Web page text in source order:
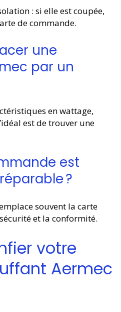
: si elle est coupée,
de commande.
une
par un
en wattage,
est de trouver une
est
?
souvent la carte
et la conformité.
votre
Aermec